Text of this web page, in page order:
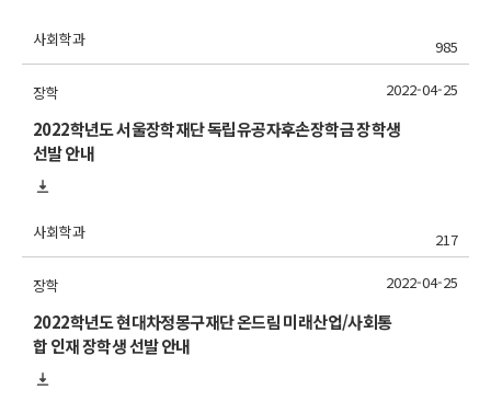
사회학과 985
장학
2022학년도 서울장학재단 독립유공자후손장학금 장학생
선발 안내
사회학과 217
2022-04-25
장학
2022학년도 현대차정몽구재단 온드림 미래산업/사회통
합 인재 장학생 선발 안내
2022-04-25